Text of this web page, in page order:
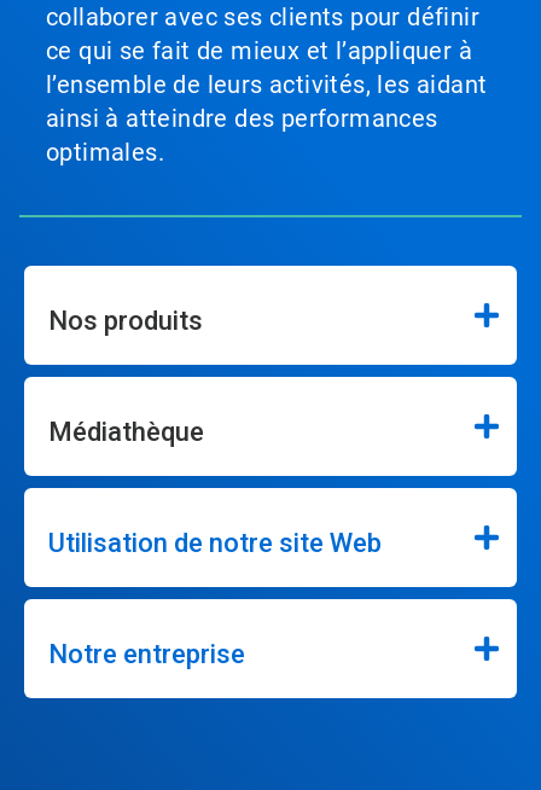
collaborer avec ses clients pour définir
ce qui se fait de mieux et l’appliquer à
l’ensemble de leurs activités, les aidant
ainsi à atteindre des performances
optimales.
Nos produits
Médiathèque
Utilisation de notre site Web
Notre entreprise